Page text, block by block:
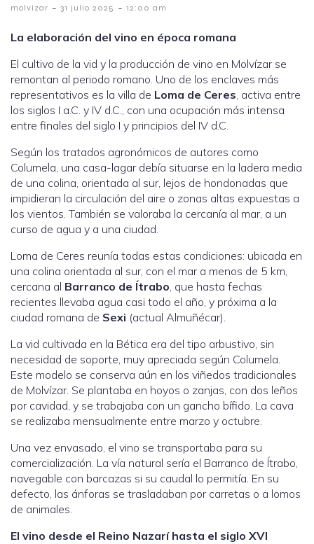
molvizar - 31 julio 2025 - 12:00 am
La elaboración del vino en época romana
El cultivo de la vid y la producción de vino en Molvízar se
remontan al periodo romano. Uno de los enclaves más
representativos es la villa de Loma de Ceres, activa entre
los siglos I a.C. y IV d.C., con una ocupación más intensa
entre finales del siglo I y principios del IV d.C.
Según los tratados agronómicos de autores como
Columela, una casa-lagar debía situarse en la ladera media
de una colina, orientada al sur, lejos de hondonadas que
impidieran la circulación del aire o zonas altas expuestas a
los vientos. También se valoraba la cercanía al mar, a un
curso de agua y a una ciudad.
Loma de Ceres reunía todas estas condiciones: ubicada en
una colina orientada al sur, con el mar a menos de 5 km,
cercana al Barranco de Ítrabo, que hasta fechas
recientes llevaba agua casi todo el año, y próxima a la
ciudad romana de Sexi (actual Almuñécar).
La vid cultivada en la Bética era del tipo arbustivo, sin
necesidad de soporte, muy apreciada según Columela.
Este modelo se conserva aún en los viñedos tradicionales
de Molvízar. Se plantaba en hoyos o zanjas, con dos leños
por cavidad, y se trabajaba con un gancho bífido. La cava
se realizaba mensualmente entre marzo y octubre.
Una vez envasado, el vino se transportaba para su
comercialización. La vía natural sería el Barranco de Ítrabo,
navegable con barcazas si su caudal lo permitía. En su
defecto, las ánforas se trasladaban por carretas o a lomos
de animales.
El vino desde el Reino Nazarí hasta el siglo XVI